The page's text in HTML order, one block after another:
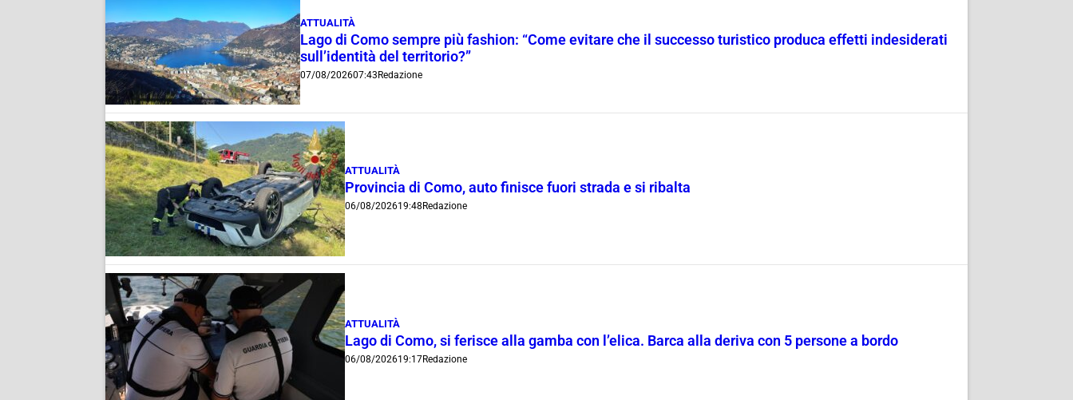
ATTUALITÀ
Lago di Como sempre più fashion: “Come evitare che il successo turistico produca effetti indesiderati
sull’identità del territorio?”
07/08/202607:43 Redazione
ATTUALITÀ
Provincia di Como, auto finisce fuori strada e si ribalta
06/08/202619:48 Redazione
ATTUALITÀ
Lago di Como, si ferisce alla gamba con l’elica. Barca alla deriva con 5 persone a bordo
06/08/202619:17Redazione